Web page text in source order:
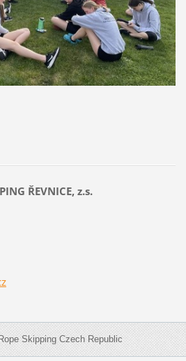
ŘEVNICE, z.s.
Skipping Czech Republic